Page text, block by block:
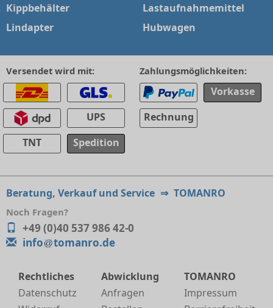
Kippbehälter
Lindapter
Lastaufnahmemittel
Hubwagen
Versendet wird mit:
UPS
TNT
Spedition
Zahlungsmöglichkeiten:
Vorkasse
Rechnung
Beratung, Verkauf und Service ⇒ TOMANRO
Noch Fragen?
+49 (0)40 537 986 42-0
info
tomanro.de
Rechtliches
Datenschutz
Abwicklung
Anfragen
TOMANRO
Impressum